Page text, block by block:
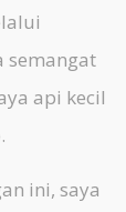
semangat
api kecil
ini, saya